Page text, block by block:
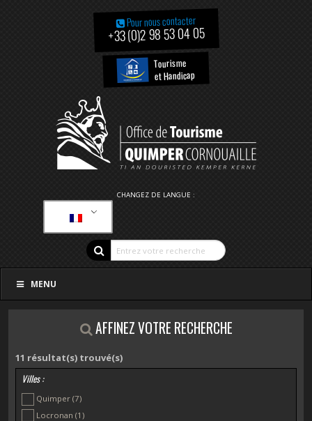
Pour nous contacter
+33 (0)2 98 53 04 05
Tourisme
et Handicap
CHANGEZ DE LANGUE :
MENU
AFFINEZ VOTRE RECHERCHE
11 résultat(s) trouvé(s)
Villes :
Quimper(7)
Locronan(1)